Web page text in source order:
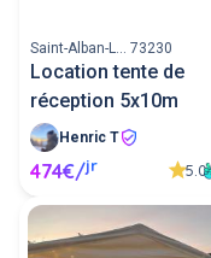
Saint-Alban-L... 73230
Location tente de
réception 5x10m
Henric T
474€/jr 5.0